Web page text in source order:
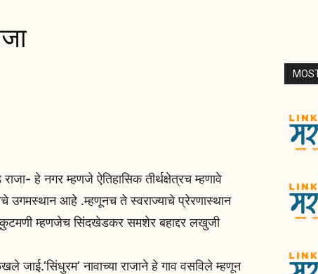
हे नगर म्हणजे ऐतिहासिक तीर्थक्षेत्रच म्हणावे
उगमस्थान आहे .म्हणूनच ते स्वराज्याचे प्रेरणास्थान
म्हणजेच सिंदखेडकर समशेर बहाद्दर लखुजी
नावाच्या राजाने हे गाव वसविले म्हणून